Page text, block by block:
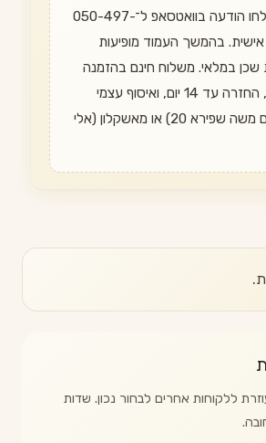
הוא חוזר? שלחו הודעה בוואטסאפ ל־050-497-
אישית. בהמשך העמוד מופיעות
שכן במלאי. משלוח חינם בהזמנה
מעל 349 ₪, החזרה עד 14 יום, ואיסוף עצמי
מאשדוד (חיים משה שפירא 20) או מאשקלון (אלי
ללקוחות אחרים לבחור נכון. שדות